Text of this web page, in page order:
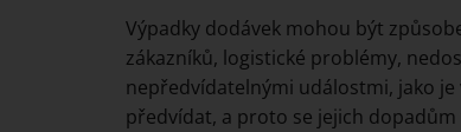
Výpadky dodávek mohou být
zákazníků, logistické problémy,
nepředvídatelnými událostmi, jako je
předvídat, a proto se jejich